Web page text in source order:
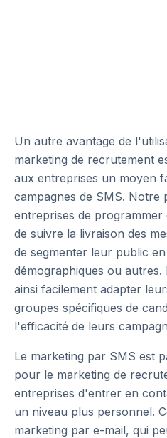
Un autre avantage de
marketing de recrutement
aux entreprises un moyen
campagnes de SMS. Notre
entreprises de programmer
de suivre la livraison des
de segmenter leur public
démographiques ou
ainsi facilement adapter
groupes spécifiques de
l'efficacité de leurs
Le marketing par SMS est
pour le marketing de
entreprises d'entrer en
un niveau plus personnel.
marketing par e-mail, qui